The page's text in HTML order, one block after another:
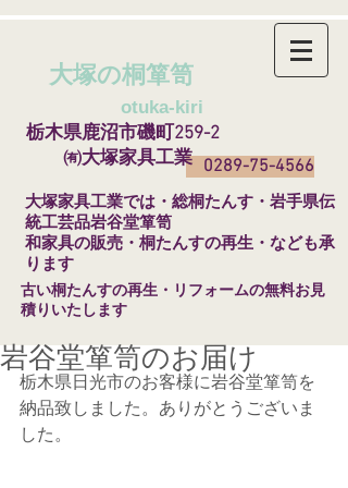
大塚の桐箪笥
otuka-kiri
0289-75-4566
栃木県鹿沼市磯町259-2
㈲大塚家具工業
​大塚家具工業では・総桐たんす・岩手県伝
統工芸品岩谷堂箪笥
和家具の販売・桐たんすの再生・なども承
ります
​古い桐たんすの再生・リフォームの無料お見
積りいたします
岩谷堂箪笥のお届け
栃木県日光市のお客様に岩谷堂箪笥を
納品致しました。ありがとうございま
した。